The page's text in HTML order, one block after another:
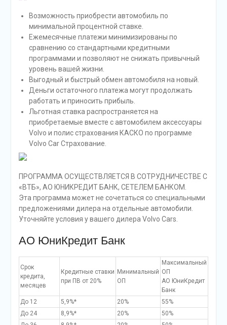
Возможность приобрести автомобиль по
минимальной процентной ставке.
Ежемесячные платежи минимизированы по
сравнению со стандартными кредитными
программами и позволяют не снижать привычный
уровень вашей жизни.
Выгодный и быстрый обмен автомобиля на новый.
Деньги остаточного платежа могут продолжать
работать и приносить прибыль.
Льготная ставка распространяется на
приобретаемые вместе с автомобилем аксессуары
Volvo и полис страхования КАСКО по программе
Volvo Car Страхование.
ПРОГРАММА ОСУЩЕСТВЛЯЕТСЯ В СОТРУДНИЧЕСТВЕ С
«ВТБ», АО ЮНИКРЕДИТ БАНК, СЕТЕЛЕМ БАНКОМ.
Эта программа может не сочетаться со специальными
предложениями дилера на отдельные автомобили.
Уточняйте условия у вашего дилера Volvo Cars.
АО ЮниКредит Банк
Срок
кредита,
месяцев
Кредитные ставки
при ПВ от 20%
Минимальный
ОП
Максимальный
ОП
АО ЮниКредит
Банк
До 12
5,9%* 20%
55%
До 24
8,9%* 20%
50%